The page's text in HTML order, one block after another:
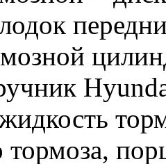
тормоза,